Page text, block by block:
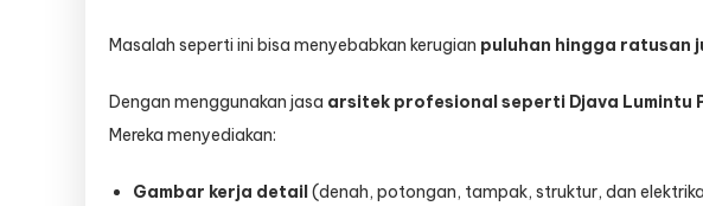
Masalah seperti ini bisa menyebabkan kerugian puluhan hingga ratusan
Dengan menggunakan jasa arsitek profesional seperti Djava Lumintu
Mereka menyediakan:
Gambar kerja detail(denah, potongan, tampak, struktur, dan